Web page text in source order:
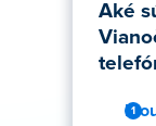
Aké